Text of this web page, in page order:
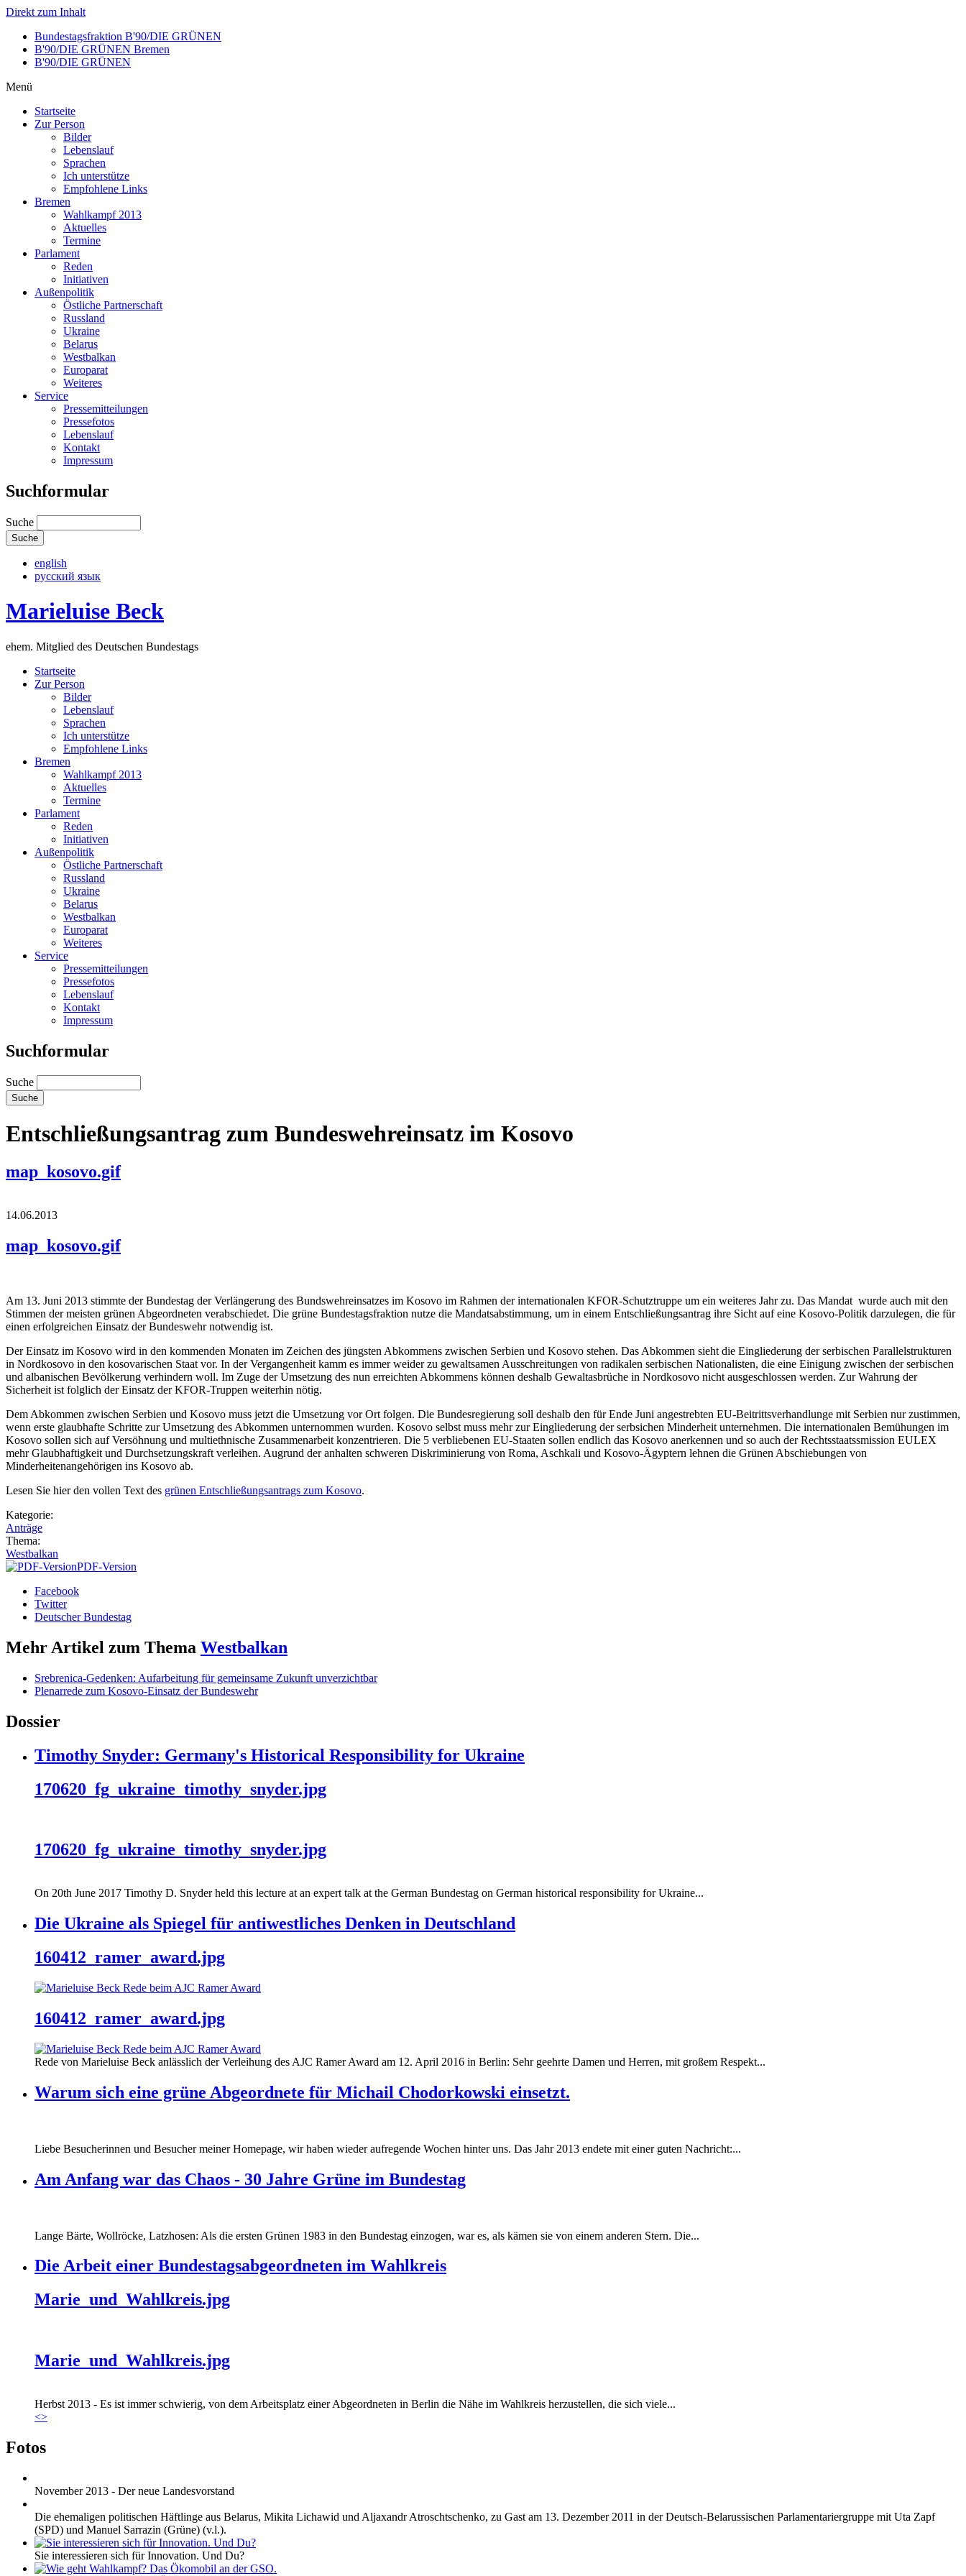
Direkt zum Inhalt
Bundestagsfraktion B'90/DIE GRÜNEN
B'90/DIE GRÜNEN Bremen
B'90/DIE GRÜNEN
Menü
Startseite
Zur Person
Bilder
Lebenslauf
Sprachen
Ich unterstütze
Empfohlene Links
Bremen
Wahlkampf 2013
Aktuelles
Termine
Parlament
Reden
Initiativen
Außenpolitik
Östliche Partnerschaft
Russland
Ukraine
Belarus
Westbalkan
Europarat
Weiteres
Service
Pressemitteilungen
Pressefotos
Lebenslauf
Kontakt
Impressum
Suchformular
Suche
english
русский язык
Marieluise Beck
ehem. Mitglied des Deutschen Bundestags
Startseite
Zur Person
Bilder
Lebenslauf
Sprachen
Ich unterstütze
Empfohlene Links
Bremen
Wahlkampf 2013
Aktuelles
Termine
Parlament
Reden
Initiativen
Außenpolitik
Östliche Partnerschaft
Russland
Ukraine
Belarus
Westbalkan
Europarat
Weiteres
Service
Pressemitteilungen
Pressefotos
Lebenslauf
Kontakt
Impressum
Suchformular
Suche
Entschließungsantrag zum Bundeswehreinsatz im Kosovo
map_kosovo.gif
14.06.2013
map_kosovo.gif
Am 13. Juni 2013 stimmte der Bundestag der Verlängerung des Bundswehreinsatzes im Kosovo im Rahmen der internationalen KFOR-Schutztruppe um ein weiteres Jahr zu. Das Mandat wurde auch mit den
Stimmen der meisten grünen Abgeordneten verabschiedet. Die grüne Bundestagsfraktion nutze die Mandatsabstimmung, um in einem Entschließungsantrag ihre Sicht auf eine Kosovo-Politik darzulegen, die für
einen erfolgreichen Einsatz der Bundeswehr notwendig ist.
Der Einsatz im Kosovo wird in den kommenden Monaten im Zeichen des jüngsten Abkommens zwischen Serbien und Kosovo stehen. Das Abkommen sieht die Eingliederung der serbischen Parallelstrukturen
in Nordkosovo in den kosovarischen Staat vor. In der Vergangenheit kamm es immer weider zu gewaltsamen Ausschreitungen von radikalen serbischen Nationalisten, die eine Einigung zwischen der serbischen
und albanischen Bevölkerung verhindern woll. Im Zuge der Umsetzung des nun erreichten Abkommens können deshalb Gewaltasbrüche in Nordkosovo nicht ausgeschlossen werden. Zur Wahrung der
Sicherheit ist folglich der Einsatz der KFOR-Truppen weiterhin nötig.
Dem Abkommen zwischen Serbien und Kosovo muss jetzt die Umsetzung vor Ort folgen. Die Bundesregierung soll deshalb den für Ende Juni angestrebten EU-Beitrittsverhandlunge mit Serbien nur zustimmen,
wenn erste glaubhafte Schritte zur Umsetzung des Abkommen unternommen wurden. Kosovo selbst muss mehr zur Eingliederung der serbsichen Minderheit unternehmen. Die internationalen Bemühungen im
Kosovo sollen sich auf Versöhnung und multiethnische Zusammenarbeit konzentrieren. Die 5 verbliebenen EU-Staaten sollen endlich das Kosovo anerkennen und so auch der Rechtsstaatssmission EULEX
mehr Glaubhaftigkeit und Durchsetzungskraft verleihen. Augrund der anhalten schweren Diskriminierung von Roma, Aschkali und Kosovo-Ägyptern lehnen die Grünen Abschiebungen von
Minderheitenangehörigen ins Kosovo ab.
Lesen Sie hier den vollen Text des grünen Entschließungsantrags zum Kosovo.
Kategorie:
Anträge
Thema:
Westbalkan
PDF-Version
Facebook
Twitter
Deutscher Bundestag
Mehr Artikel zum Thema Westbalkan
Srebrenica-Gedenken: Aufarbeitung für gemeinsame Zukunft unverzichtbar
Plenarrede zum Kosovo-Einsatz der Bundeswehr
Dossier
Timothy Snyder: Germany's Historical Responsibility for Ukraine
170620_fg_ukraine_timothy_snyder.jpg
170620_fg_ukraine_timothy_snyder.jpg
On 20th June 2017 Timothy D. Snyder held this lecture at an expert talk at the German Bundestag on German historical responsibility for Ukraine...
Die Ukraine als Spiegel für antiwestliches Denken in Deutschland
160412_ramer_award.jpg
160412_ramer_award.jpg
Rede von Marieluise Beck anlässlich der Verleihung des AJC Ramer Award am 12. April 2016 in Berlin: Sehr geehrte Damen und Herren, mit großem Respekt...
Warum sich eine grüne Abgeordnete für Michail Chodorkowski einsetzt.
Liebe Besucherinnen und Besucher meiner Homepage, wir haben wieder aufregende Wochen hinter uns. Das Jahr 2013 endete mit einer guten Nachricht:...
Am Anfang war das Chaos - 30 Jahre Grüne im Bundestag
Lange Bärte, Wollröcke, Latzhosen: Als die ersten Grünen 1983 in den Bundestag einzogen, war es, als kämen sie von einem anderen Stern. Die...
Die Arbeit einer Bundestagsabgeordneten im Wahlkreis
Marie_und_Wahlkreis.jpg
Marie_und_Wahlkreis.jpg
Herbst 2013 - Es ist immer schwierig, von dem Arbeitsplatz einer Abgeordneten in Berlin die Nähe im Wahlkreis herzustellen, die sich viele...
<>
Fotos
November 2013 - Der neue Landesvorstand
Die ehemaligen politischen Häftlinge aus Belarus, Mikita Lichawid und Aljaxandr Atroschtschenko, zu Gast am 13. Dezember 2011 in der Deutsch-Belarussischen Parlamentariergruppe mit Uta Zapf
(SPD) und Manuel Sarrazin (Grüne) (v.l.).
Sie interessieren sich für Innovation. Und Du?